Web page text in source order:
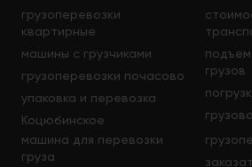
Цена наших автомобилей — более
демократичная. Кроме того, у нас
почасовая оплата, а значит, за
фургон с грузчиком клиенты платят
цену – только за время
грузоперевозки
квартирные
машины с грузчиками
грузоперевозки почасово
упаковка и перевозка
Коцюбинское
грузов
машина для перевозки
груза